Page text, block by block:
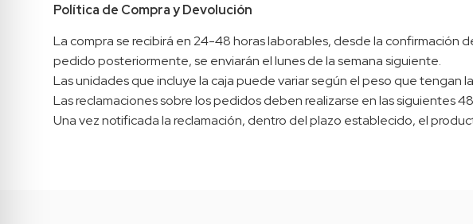
Política de Compra y Devolución
La compra se recibirá en 24-48 horas laborables, desde la confirmación
pedido posteriormente, se enviarán el lunes de la semana siguiente.
Las unidades que incluye la caja puede variar según el peso que tengan
Las reclamaciones sobre los pedidos deben realizarse en las siguientes
Una vez notificada la reclamación, dentro del plazo establecido, el